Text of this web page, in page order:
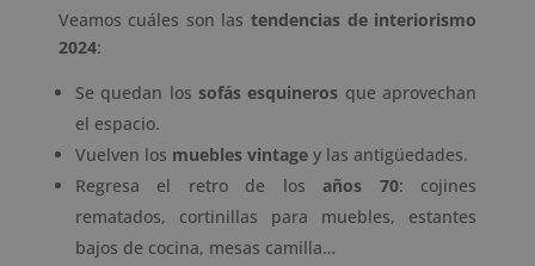
Veamos cuáles son lastendencias de interiorismo
2024:
Se quedan los sofás esquineros que aprovechan
el espacio.
Vuelven los muebles vintagey las antigüedades.
Regresa el retro de losaños 70: cojines
rematados, cortinillas para muebles, estantes
bajos de cocina, mesas camilla…